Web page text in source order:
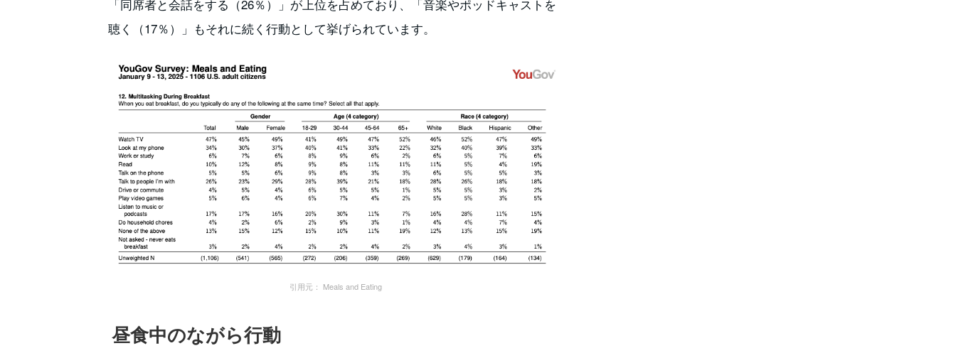
「同席者と会話をする（26％）」が上位を占めており、「音楽やポッドキャストを
聴く（17％）」もそれに続く行動として挙げられています。
引用元： Meals and Eating
昼食中のながら行動